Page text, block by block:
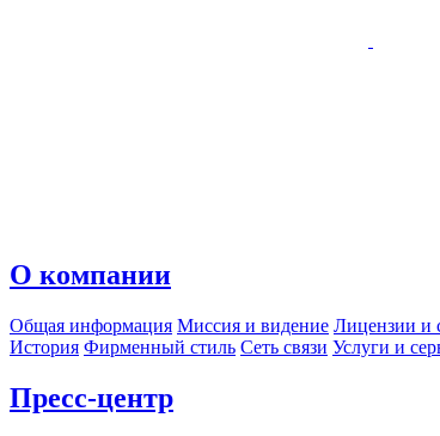
О компании
Общая информация Миссия и видение Лицензии и
История Фирменный стиль Сеть связи Услуги и
Пресс-центр